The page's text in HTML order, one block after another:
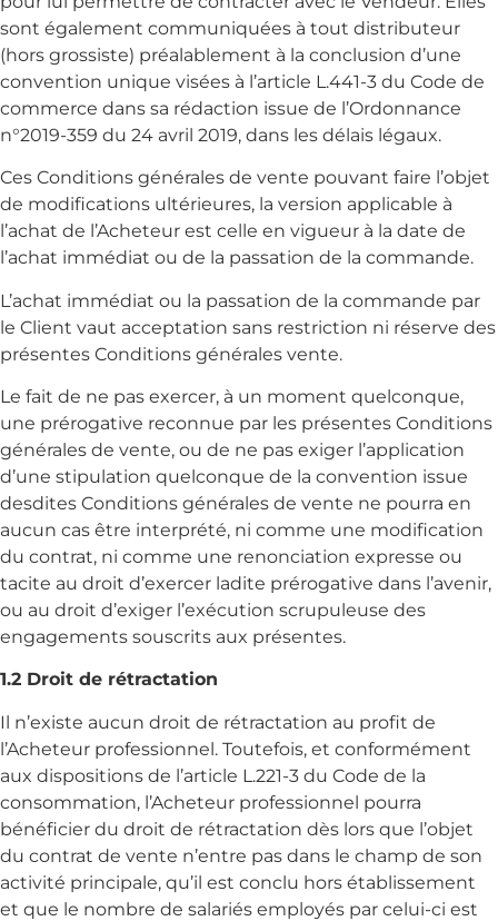
sont également communiquées à tout distributeur
(hors grossiste) préalablement à la conclusion d’une
convention unique visées à l’article L.441-3 du Code de
commerce dans sa rédaction issue de l’Ordonnance
n°2019-359 du 24 avril 2019, dans les délais légaux.
Ces Conditions générales de vente pouvant faire l’objet
de modifications ultérieures, la version applicable à
l’achat de l’Acheteur est celle en vigueur à la date de
l’achat immédiat ou de la passation de la commande.
L’achat immédiat ou la passation de la commande par
le Client vaut acceptation sans restriction ni réserve des
présentes Conditions générales vente.
Le fait de ne pas exercer, à un moment quelconque,
une prérogative reconnue par les présentes Conditions
générales de vente, ou de ne pas exiger l’application
d’une stipulation quelconque de la convention issue
desdites Conditions générales de vente ne pourra en
aucun cas être interprété, ni comme une modification
du contrat, ni comme une renonciation expresse ou
tacite au droit d’exercer ladite prérogative dans l’avenir,
ou au droit d’exiger l’exécution scrupuleuse des
engagements souscrits aux présentes.
1.2 Droit de rétractation
Il n’existe aucun droit de rétractation au profit de
l’Acheteur professionnel. Toutefois, et conformément
aux dispositions de l’article L.221-3 du Code de la
consommation, l’Acheteur professionnel pourra
bénéficier du droit de rétractation dès lors que l’objet
du contrat de vente n’entre pas dans le champ de son
activité principale, qu’il est conclu hors établissement
et que le nombre de salariés employés par celui-ci est